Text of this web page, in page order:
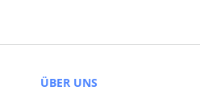
ÜBER UNS